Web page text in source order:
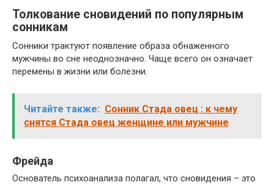
Толкование сновидений по популярным
сонникам
Сонники трактуют появление образа обнаженного
мужчины во сне неоднозначно. Чаще всего он означает
перемены в жизни или болезни.
Читайте также: Сонник Стада овец : к чему
снятся Стада овец женщине или мужчине
Фрейда
Основатель психоанализа полагал, что сновидения – это